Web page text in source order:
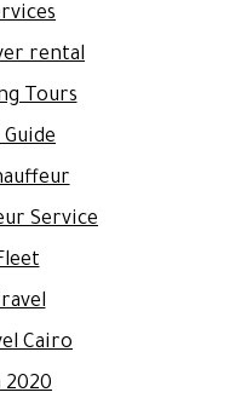
rental
Tours
Service
Cairo
2020